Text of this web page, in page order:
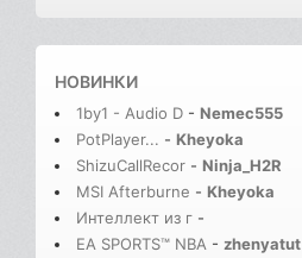
НОВИНКИ
1by1 - Audio D - Nemec555
PotPlayer... - Kheyoka
ShizuCallRecor - Ninja_H2R
MSI Afterburne - Kheyoka
Интеллект из г -
EA SPORTS™ NBA - zhenyatut